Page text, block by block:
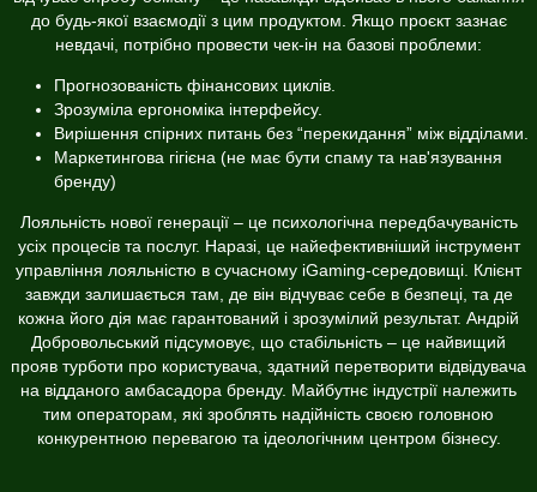
до будь-якої взаємодії з цим продуктом. Якщо проєкт зазнає
невдачі, потрібно провести чек-ін на базові проблеми:
Прогнозованість фінансових циклів.
Зрозуміла ергономіка інтерфейсу.
Вирішення спірних питань без “перекидання” між відділами.
Маркетингова гігієна (не має бути спаму та нав'язування
бренду)
Лояльність нової генерації – це психологічна передбачуваність
усіх процесів та послуг. Наразі, це найефективніший інструмент
управління лояльністю в сучасному iGaming-середовищі. Клієнт
завжди залишається там, де він відчуває себе в безпеці, та де
кожна його дія має гарантований і зрозумілий результат. Андрій
Добровольський підсумовує, що стабільність – це найвищий
прояв турботи про користувача, здатний перетворити відвідувача
на відданого амбасадора бренду. Майбутнє індустрії належить
тим операторам, які зроблять надійність своєю головною
конкурентною перевагою та ідеологічним центром бізнесу.